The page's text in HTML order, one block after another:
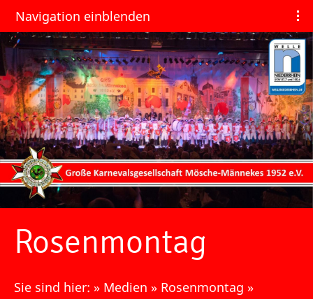
Navigation einblenden
Rosenmontag
Sie sind hier: » Medien » Rosenmontag »